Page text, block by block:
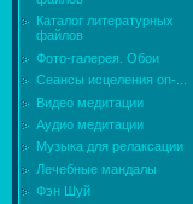
Каталог литературных
файлов
Фото-галерея. Обои
Сеансы исцеления on-...
Видео медитации
Аудио медитации
Музыка для релаксации
Лечебные мандалы
Фэн Шуй